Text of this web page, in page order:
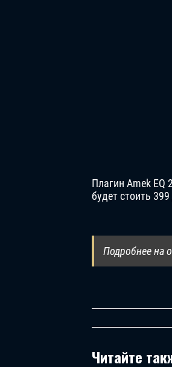
Плагин Amek
будет стоить
Подробнее на
Читайте